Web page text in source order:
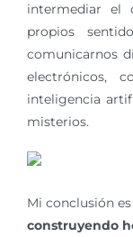
intermediar el
propios
comunicarnos
electrónicos,
inteligencia
misterios.
Mi conclusión
construyendo